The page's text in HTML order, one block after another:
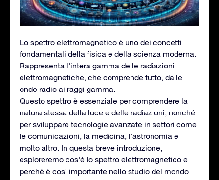
Lo spettro elettromagnetico è uno dei concetti
fondamentali della fisica e della scienza moderna.
Rappresenta l'intera gamma delle radiazioni
elettromagnetiche, che comprende tutto, dalle
onde radio ai raggi gamma.
Questo spettro è essenziale per comprendere la
natura stessa della luce e delle radiazioni, nonché
per sviluppare tecnologie avanzate in settori come
le comunicazioni, la medicina, l'astronomia e
molto altro. In questa breve introduzione,
esploreremo cos'è lo spettro elettromagnetico e
perché è così importante nello studio del mondo